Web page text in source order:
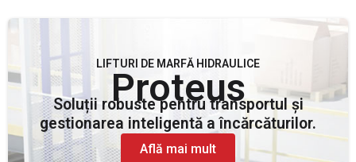
LIFTURI DE MARFĂ HIDRAULICE
Proteus
Soluții robuste pentru transportul și
gestionarea inteligentă a încărcăturilor.
Află mai mult